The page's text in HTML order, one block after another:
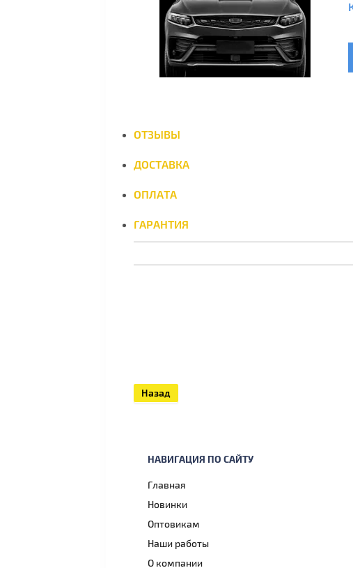
ОТЗЫВЫ
ДОСТАВКА
ОПЛАТА
ГАРАНТИЯ
Назад
НАВИГАЦИЯ ПО САЙТУ
Главная
Новинки
Оптовикам
Наши работы
О компании